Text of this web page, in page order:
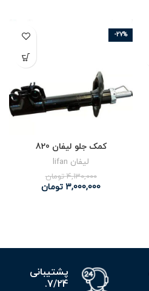
-27%
کمک جلو لیفان 820
لیفان lifan
4,130,000 تومان
3,000,000 تومان
پشتیبانی
7/24.